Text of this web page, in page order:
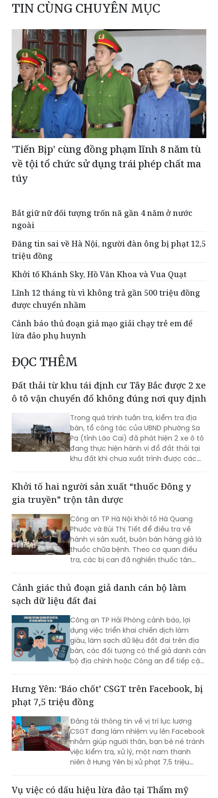
TIN CÙNG CHUYÊN MỤC
'Tiến Bịp' cùng đồng phạm lĩnh 8 năm tù
về tội tổ chức sử dụng trái phép chất ma
túy
Bắt giữ nữ đối tượng trốn nã gần 4 năm ở nước
ngoài
Đăng tin sai về Hà Nội, người đàn ông bị phạt 12,5
triệu đồng
Khởi tố Khánh Sky, Hồ Văn Khoa và Vua Quạt
Lĩnh 12 tháng tù vì không trả gần 500 triệu đồng
được chuyển nhầm
Cảnh báo thủ đoạn giả mạo giải chạy trẻ em để
lừa đảo phụ huynh
ĐỌC THÊM
Đất thải từ khu tái định cư Tây Bắc được 2 xe
ô tô vận chuyển đổ không đúng nơi quy định
Trong quá trình tuần tra, kiểm tra địa
bàn, tổ công tác của UBND phường Sa
Pa (tỉnh Lào Cai) đã phát hiện 2 xe ô tô
đang thực hiện hành vi đổ đất thải tại
khu đất khi chưa xuất trình được các
Khởi tố hai người sản xuất “thuốc Đông y
gia truyền” trộn tân dược
Công an TP Hà Nội khởi tố Hà Quang
Phước và Bùi Thị Tiết để điều tra về
hành vi sản xuất, buôn bán hàng giả là
thuốc chữa bệnh. Theo cơ quan điều
tra, các bị can đã nghiền thuốc tân
gói dưới nhãn “thuốc Đông y gia truyền”
để bán cho người bệnh.
Cảnh giác thủ đoạn giả danh cán bộ làm
sạch dữ liệu đất đai
Công an TP Hải Phòng cảnh báo, lợi
dụng việc triển khai chiến dịch làm
giàu, làm sạch dữ liệu đất đai trên địa
bàn, các đối tượng có thể giả danh cán
bộ địa chính hoặc Công an để tiếp cận,
người dân.
Hưng Yên: ‘Báo chốt’ CSGT trên Facebook, bị
phạt 7,5 triệu đồng
Đăng tải thông tin về vị trí lực lượng
CSGT đang làm nhiệm vụ lên Facebook
nhằm giúp người thân, bạn bè né tránh
việc kiểm tra, xử lý, một nam thanh
niên ở Hưng Yên bị xử phạt 7,5 triệu
Vụ việc có dấu hiệu lừa đảo tại Thẩm mỹ